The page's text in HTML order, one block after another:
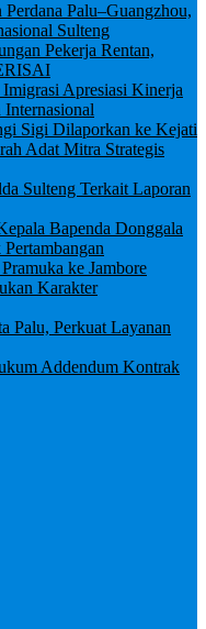
Palu–Guangzhou,
Sulteng
Pekerja Rentan,
Apresiasi Kinerja
Internasional
Sigi Dilaporkan ke Kejati
Adat Mitra Strategis
Sulteng Terkait Laporan
Bapenda Donggala
ke Jambore
Karakter
Palu, Perkuat Layanan
Addendum Kontrak